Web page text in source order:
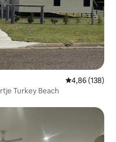
Gemiddelde
4,86 (138)
Coyote Vissershut & Schuurtje Turkey Beach